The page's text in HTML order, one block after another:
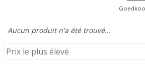
Aucun produit n'a été trouvé...